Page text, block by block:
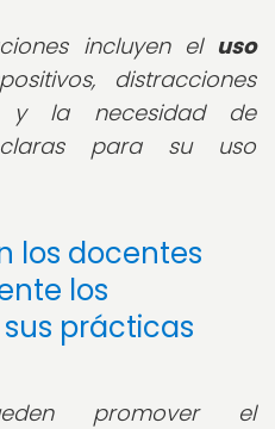
incluyen el uso
distracciones
y la necesidad de
para su uso
los docentes
los
prácticas
promover el